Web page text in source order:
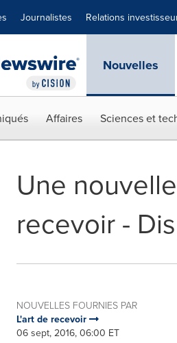
Journalistes Relations
Nouvelles
Affaires Sciences et
Une
recevoir -
NOUVELLES FOURNIES PAR
L'art de recevoir
06 sept, 2016, 06:00 ET